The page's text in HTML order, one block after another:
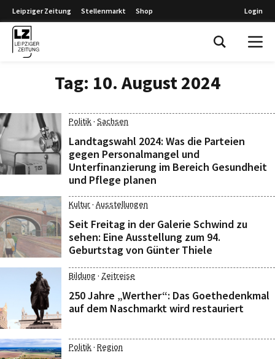
Leipziger Zeitung Stellenmarkt Shop Login
Tag: 10. August 2024
Politik· Sachsen
Landtagswahl 2024: Was die Parteien
gegen Personalmangel und
Unterfinanzierung im Bereich Gesundheit
und Pflege planen
Kultur· Ausstellungen
Seit Freitag in der Galerie Schwind zu
sehen: Eine Ausstellung zum 94.
Geburtstag von Günter Thiele
Bildung · Zeitreise
250 Jahre „Werther“: Das Goethedenkmal
auf dem Naschmarkt wird restauriert
Politik· Region